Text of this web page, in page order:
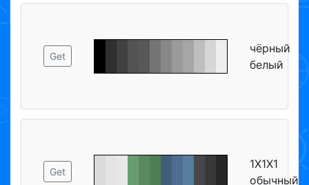
Get
чёрный
белый
Get
1Х1Х1
обычный